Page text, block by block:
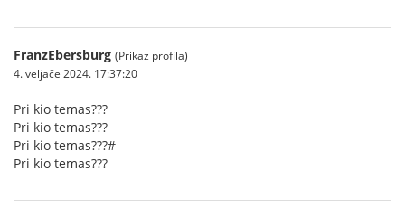
FranzEbersburg (Prikaz profila)
4. veljače 2024. 17:37:20
Pri kio temas???
Pri kio temas???
Pri kio temas???#
Pri kio temas???